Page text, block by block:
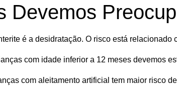
Devemos
é a desidratação. O risco está relacionado
com idade inferior a 12 meses devemos
com aleitamento artificial tem maior risco